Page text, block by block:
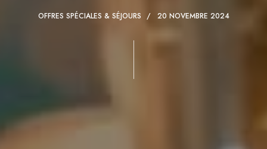
OFFRES SPÉCIALES & SÉJOURS 20 NOVEMBRE 2024